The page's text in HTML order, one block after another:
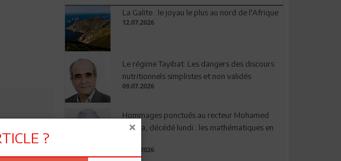
La Galite : le joyau le plus au nord de l'Afrique
12.07.2026
Le régime Tayibat: Les dangers des discours
nutritionnels simplistes et non validés
09.07.2026
Hommages ponctués au recteur Mohamed
Amara, décédé lundi : les mathématiques en
03.08.2026
?